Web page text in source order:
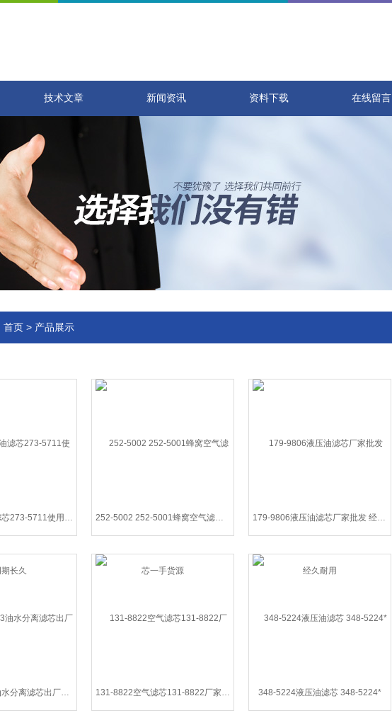
技术文章 新闻资讯 资料下载 在线留言
首页 > 产品展示
273-5711机油滤芯273-5711使用周期长久 252-5002 252-5001蜂窝空气滤芯一手货源 179-9806液压油滤芯厂家批发 经久耐用
供应133-5673油水分离滤芯出厂价格销售 131-8822空气滤芯131-8822厂家规格齐全 348-5224液压油滤芯 348-5224*